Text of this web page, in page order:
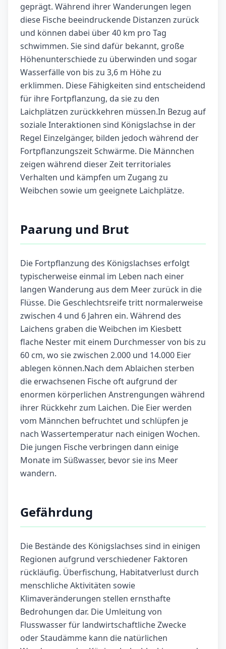
geprägt. Während ihrer Wanderungen legen
diese Fische beeindruckende Distanzen zurück
und können dabei über 40 km pro Tag
schwimmen. Sie sind dafür bekannt, große
Höhenunterschiede zu überwinden und sogar
Wasserfälle von bis zu 3,6 m Höhe zu
erklimmen. Diese Fähigkeiten sind entscheidend
für ihre Fortpflanzung, da sie zu den
Laichplätzen zurückkehren müssen.In Bezug auf
soziale Interaktionen sind Königslachse in der
Regel Einzelgänger, bilden jedoch während der
Fortpflanzungszeit Schwärme. Die Männchen
zeigen während dieser Zeit territoriales
Verhalten und kämpfen um Zugang zu
Weibchen sowie um geeignete Laichplätze.
Paarung und Brut
Die Fortpflanzung des Königslachses erfolgt
typischerweise einmal im Leben nach einer
langen Wanderung aus dem Meer zurück in die
Flüsse. Die Geschlechtsreife tritt normalerweise
zwischen 4 und 6 Jahren ein. Während des
Laichens graben die Weibchen im Kiesbett
flache Nester mit einem Durchmesser von bis zu
60 cm, wo sie zwischen 2.000 und 14.000 Eier
ablegen können.Nach dem Ablaichen sterben
die erwachsenen Fische oft aufgrund der
enormen körperlichen Anstrengungen während
ihrer Rückkehr zum Laichen. Die Eier werden
vom Männchen befruchtet und schlüpfen je
nach Wassertemperatur nach einigen Wochen.
Die jungen Fische verbringen dann einige
Monate im Süßwasser, bevor sie ins Meer
wandern.
Gefährdung
Die Bestände des Königslachses sind in einigen
Regionen aufgrund verschiedener Faktoren
rückläufig. Überfischung, Habitatverlust durch
menschliche Aktivitäten sowie
Klimaveränderungen stellen ernsthafte
Bedrohungen dar. Die Umleitung von
Flusswasser für landwirtschaftliche Zwecke
oder Staudämme kann die natürlichen